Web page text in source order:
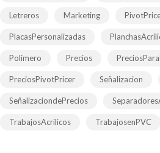
Letreros Marketing
PlacasPersonalizadas
Polimero Precios
PreciosPivotPricer Señalizacion
SeñalizaciondePrecios
TrabajosAcrilicos TrabajosenPVC